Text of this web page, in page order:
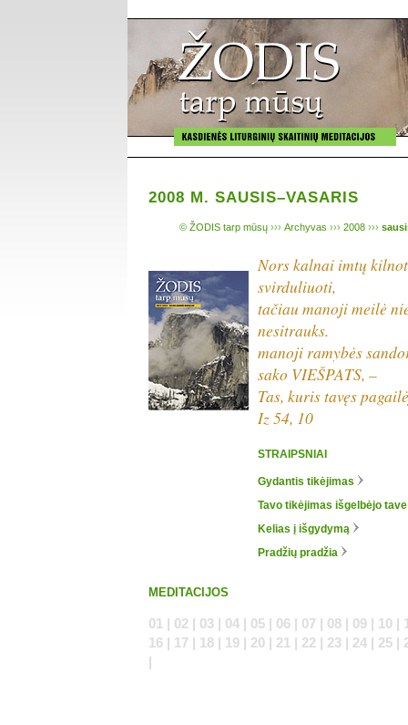
2008 M. SAUSIS–VASARIS
© ŽODIS tarp mūsų ››› Archyvas ››› 2008 ›››
Nors kalnai imtų
svirduliuoti,
tačiau manoji meilė
nesitrauks.
manoji ramybės
sako VIEŠPATS, –
Tas, kuris tavęs
Iz 54, 10
STRAIPSNIAI
Gydantis tikėjimas
Tavo tikėjimas išgelbėjo tave
Kelias į išgydymą
Pradžių pradžia
MEDITACIJOS
01 | 02 | 03 | 04 | 05 | 06 | 07 | 08 | 09 | 10 |
16 | 17 | 18 | 19 | 20 | 21 | 22 | 23 | 24 | 25 |
|